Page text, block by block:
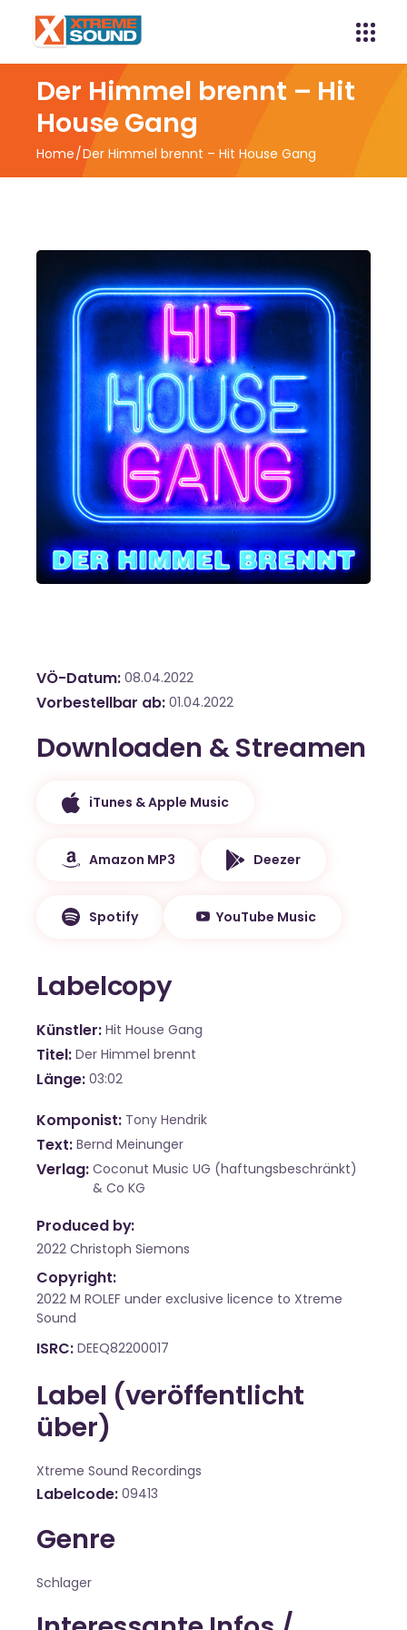
Der Himmel brennt – Hit
House Gang
Home Der Himmel brennt – Hit House Gang
VÖ-Datum 08.04.2022
Vorbestellbar ab 01.04.2022
Downloaden & Streamen
iTunes & Apple Music
Amazon MP3 Deezer
Spotify YouTube Music
Labelcopy
Künstler Hit House Gang
Titel Der Himmel brennt
Länge 03:02
Komponist Tony Hendrik
Text Bernd Meinunger
Verlag Coconut Music UG (haftungsbeschränkt)
& Co KG
Produced by:
2022 Christoph Siemons
Copyright:
2022 M ROLEF under exclusive licence to Xtreme
Sound
ISRC DEEQ82200017
Label (veröffentlicht
über)
Xtreme Sound Recordings
Labelcode 09413
Genre
Schlager